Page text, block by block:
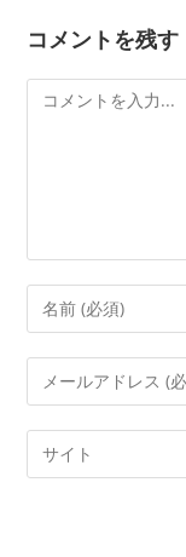
コメントを残す